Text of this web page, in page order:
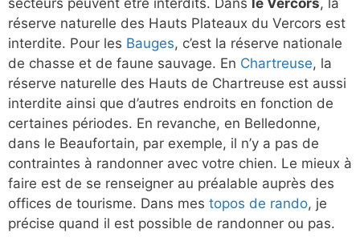
réserve naturelle des Hauts Plateaux du Vercors est
interdite. Pour les Bauges, c’est la réserve nationale
de chasse et de faune sauvage. En Chartreuse, la
réserve naturelle des Hauts de Chartreuse est aussi
interdite ainsi que d’autres endroits en fonction de
certaines périodes. En revanche, en Belledonne,
dans le Beaufortain, par exemple, il n’y a pas de
contraintes à randonner avec votre chien. Le mieux à
faire est de se renseigner au préalable auprès des
offices de tourisme. Dans mes topos de rando, je
précise quand il est possible de randonner ou pas.